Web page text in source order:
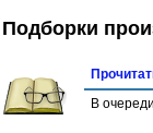
Подборки
В